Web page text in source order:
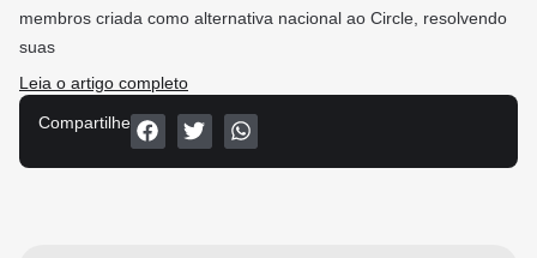
membros criada como alternativa nacional ao Circle, resolvendo
suas
Leia o artigo completo
Compartilhe